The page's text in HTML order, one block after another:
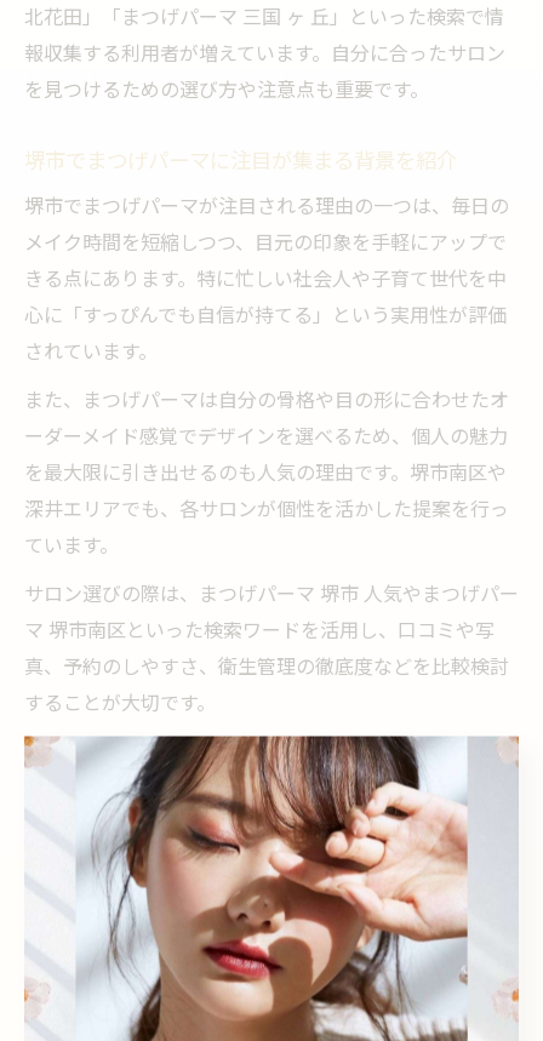
北花田」「まつげパーマ 三国 ヶ 丘」といった検索で情
報収集する利用者が増えています。自分に合ったサロン
を見つけるための選び方や注意点も重要です。
堺市でまつげパーマに注目が集まる背景を紹介
堺市でまつげパーマが注目される理由の一つは、毎日の
メイク時間を短縮しつつ、目元の印象を手軽にアップで
きる点にあります。特に忙しい社会人や子育て世代を中
心に「すっぴんでも自信が持てる」という実用性が評価
されています。
また、まつげパーマは自分の骨格や目の形に合わせたオ
ーダーメイド感覚でデザインを選べるため、個人の魅力
を最大限に引き出せるのも人気の理由です。堺市南区や
深井エリアでも、各サロンが個性を活かした提案を行っ
ています。
サロン選びの際は、まつげパーマ 堺市 人気やまつげパー
マ 堺市南区といった検索ワードを活用し、口コミや写
真、予約のしやすさ、衛生管理の徹底度などを比較検討
することが大切です。
大阪の上手いまつげパーマは堺市でも体験可能
大阪府内で「上手い」と評判のまつげパーマ技術は、堺
市内のサロンでも体験できるようになっています。経験
豊富なスタッフによる施術や最新の薬剤・機器の導入に
より、仕上がりの美しさと持続力を両立するサロンが増
加中です。
具体的には、まつげパーマ 大阪 上手いで検索されるよう